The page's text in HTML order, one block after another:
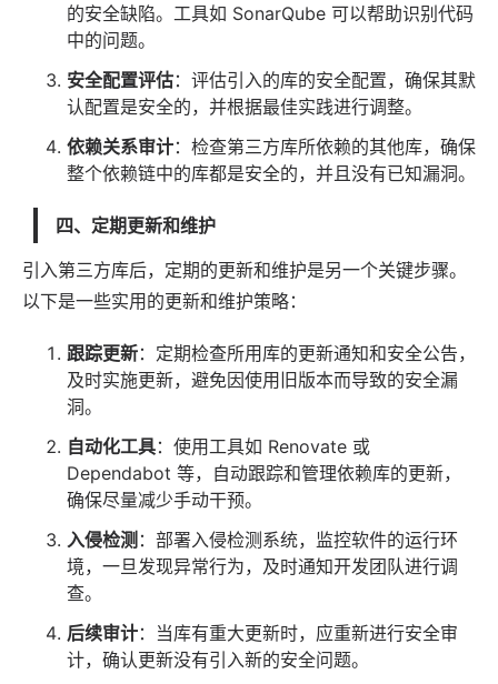
的安全缺陷。工具如 SonarQube 可以帮助识别代码
中的问题。
安全配置评估：评估引入的库的安全配置，确保其默
认配置是安全的，并根据最佳实践进行调整。
依赖关系审计：检查第三方库所依赖的其他库，确保
整个依赖链中的库都是安全的，并且没有已知漏洞。
四、定期更新和维护
引入第三方库后，定期的更新和维护是另一个关键步骤。
以下是一些实用的更新和维护策略：
跟踪更新：定期检查所用库的更新通知和安全公告，
及时实施更新，避免因使用旧版本而导致的安全漏
洞。
自动化工具：使用工具如 Renovate 或
Dependabot 等，自动跟踪和管理依赖库的更新，
确保尽量减少手动干预。
入侵检测 ：部署入侵检测系统，监控软件的运行环
境，一旦发现异常行为，及时通知开发团队进行调
查。
后续审计：当库有重大更新时，应重新进行安全审
计，确认更新没有引入新的安全问题。